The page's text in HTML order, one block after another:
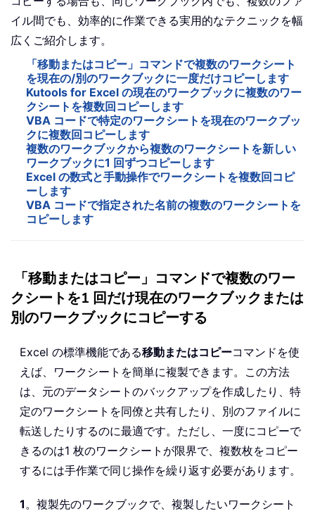
イル間でも、効率的に作業できる実用的なテクニックを幅
広くご紹介します。
「移動またはコピー」コマンドで複数のワークシート
を現在の/別のワークブックに一度だけコピーします
Kutools for Excel の現在のワークブックに複数のワー
クシートを複数回コピーします
VBA コードで特定のワークシートを現在のワークブッ
クに複数回コピーします
複数のワークブックから複数のワークシートを新しい
ワークブックに1 回ずつコピーします
Excel の数式と手動操作でワークシートを複数回コピ
ーします
VBA コードで指定された名前の複数のワークシートを
コピーします
「移動またはコピー」コマンドで複数のワー
クシートを1 回だけ現在のワークブックまたは
別のワークブックにコピーする
Excel の標準機能である移動またはコピーコマンドを使
えば、ワークシートを簡単に複製できます。この方法
は、元のデータシートのバックアップを作成したり、特
定のワークシートを同僚と共有したり、別のファイルに
転送したりするのに最適です。ただし、一度にコピーで
きるのは1 枚のワークシートが限界で、複数枚をコピー
するには手作業で同じ操作を繰り返す必要があります。
1。複製先のワークブックで、複製したいワークシート